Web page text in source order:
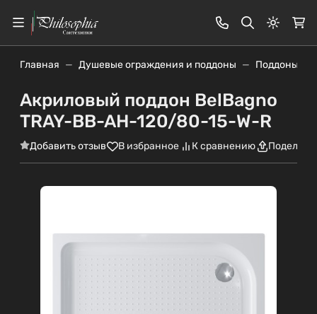
Главная Душевые ограждения и поддоны Поддоны
Акриловый поддон BelBagno
TRAY-BB-AH-120/80-15-W-R
Добавить отзыв В избранное К сравнению